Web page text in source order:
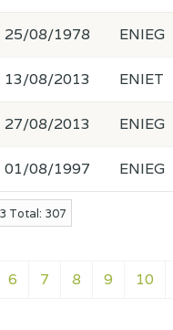
Total: 307
6 7 8 9 10
25/08/1978 ENIEG
13/08/2013 ENIET
27/08/2013 ENIEG
01/08/1997 ENIEG